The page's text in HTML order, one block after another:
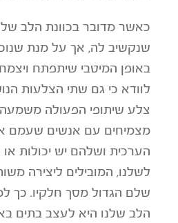
כאשר מדובר בכוונת הלב
שנקשיב לה, אך על מנת
באופן המיטבי שיתפתח ויצמח
לוודא כי גם שתי הצלעות
צלע שיתופי הפעולה משמעה
מצמיחים עם אנשים שעמם
הערכית ושלהם יש יכולות
לשלנו, המובילים ליצירה
שלם הגדול מסך חלקיו. כך
הלב שלנו היא לעצב בתים